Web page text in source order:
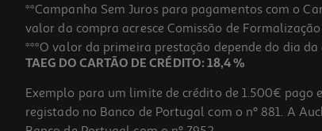
**Campanha Sem Juros para pagamentos com o
valor da compra acresce Comissão de
***O valor da primeira prestação depende do dia
TAEG DO CARTÃO DE CRÉDITO: 18,4 %
Exemplo para um limite de crédito de 1.500€ pago
registado no Banco de Portugal com o nº 881. A